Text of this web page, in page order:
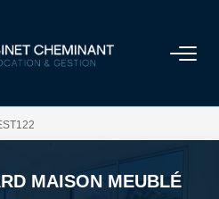
MAISON MEUBLÉ